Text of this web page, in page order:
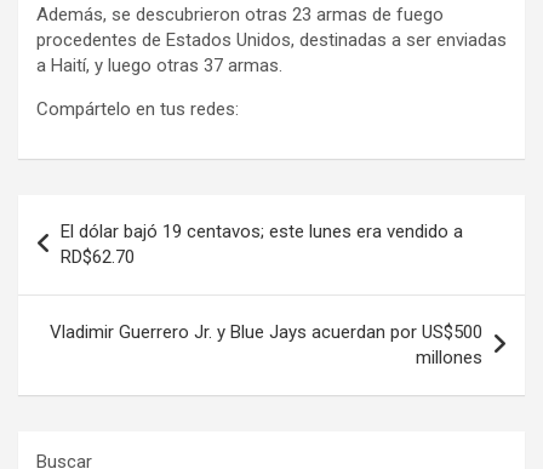
Además, se descubrieron otras 23 armas de fuego
procedentes de Estados Unidos, destinadas a ser enviadas
a Haití, y luego otras 37 armas.
Compártelo en tus redes:
de
entradas
El dólar bajó 19 centavos; este lunes era vendido a
RD$62.70
Vladimir Guerrero Jr. y Blue Jays acuerdan por US$500
millones
Buscar